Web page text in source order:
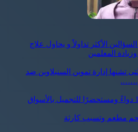
الأكثر تداولاً و يحاول علاج
المعلمين
تشنها إدارة تموين السنبلاوين ضد
مطعم وتسبب كارثة